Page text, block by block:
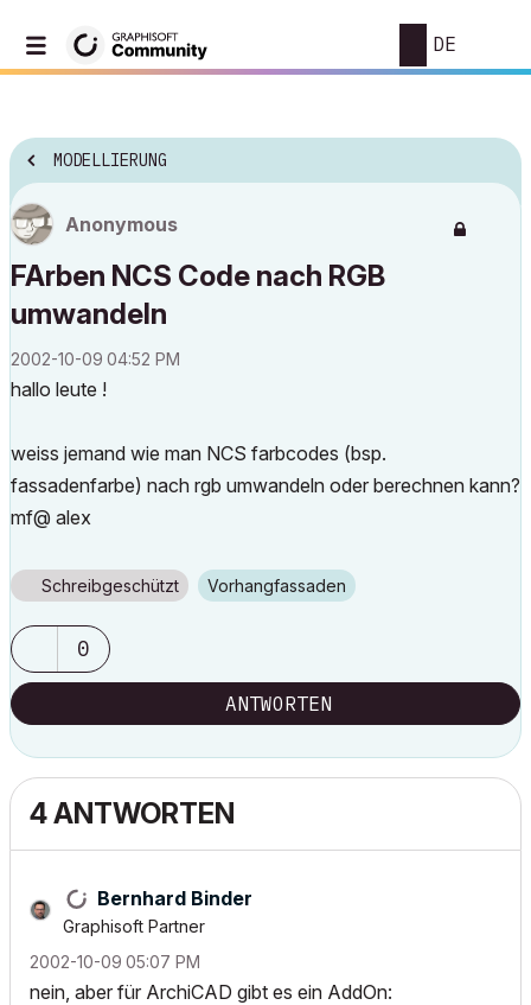
DE
MODELLIERUNG
Anonymous
FArben NCS Code nach RGB
umwandeln
‎2002-10-09 04:52 PM
hallo leute !
weiss jemand wie man NCS farbcodes (bsp.
fassadenfarbe) nach rgb umwandeln oder berechnen kann?
mf@ alex
Schreibgeschützt Vorhangfassaden
0
ANTWORTEN
4 ANTWORTEN
Bernhard Binder
Graphisoft Partner
‎2002-10-09 05:07 PM
nein, aber für ArchiCAD gibt es ein AddOn: